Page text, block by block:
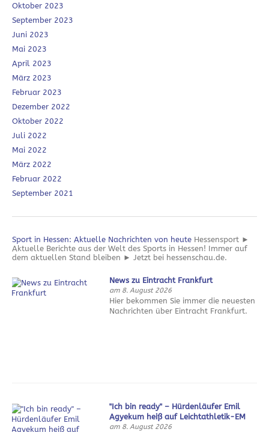
Oktober 2023
September 2023
Juni 2023
Mai 2023
April 2023
März 2023
Februar 2023
Dezember 2022
Oktober 2022
Juli 2022
Mai 2022
März 2022
Februar 2022
September 2021
Sport in Hessen: Aktuelle Nachrichten von heute Hessensport ►
Aktuelle Berichte aus der Welt des Sports in Hessen! Immer auf
dem aktuellen Stand bleiben ► Jetzt bei hessenschau.de.
News zu Eintracht Frankfurt
am 8. August 2026
Hier bekommen Sie immer die neuesten
Nachrichten über Eintracht Frankfurt.
"Ich bin ready" – Hürdenläufer Emil
Agyekum heiß auf Leichtathletik-EM
am 8. August 2026